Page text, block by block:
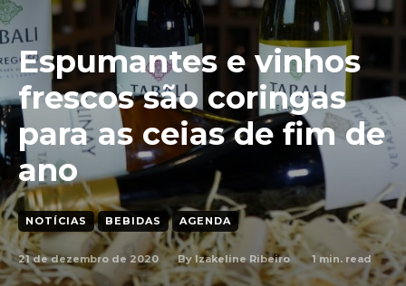
Espumantes e vinhos
frescos são coringas
para as ceias de fim de
ano
NOTÍCIAS BEBIDAS AGENDA
21 de dezembro de 2020 By Izakeline Ribeiro 1 min. read